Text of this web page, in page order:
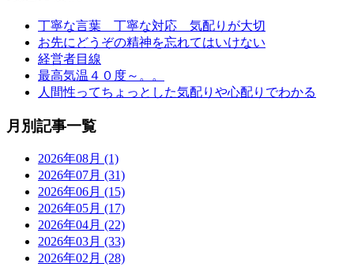
丁寧な言葉 丁寧な対応 気配りが大切
お先にどうぞの精神を忘れてはいけない
経営者目線
最高気温４０度～。。
人間性ってちょっとした気配りや心配りでわかる
月別記事一覧
2026年08月 (1)
2026年07月 (31)
2026年06月 (15)
2026年05月 (17)
2026年04月 (22)
2026年03月 (33)
2026年02月 (28)